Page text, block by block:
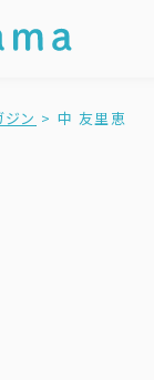
ジン > 中 友里恵